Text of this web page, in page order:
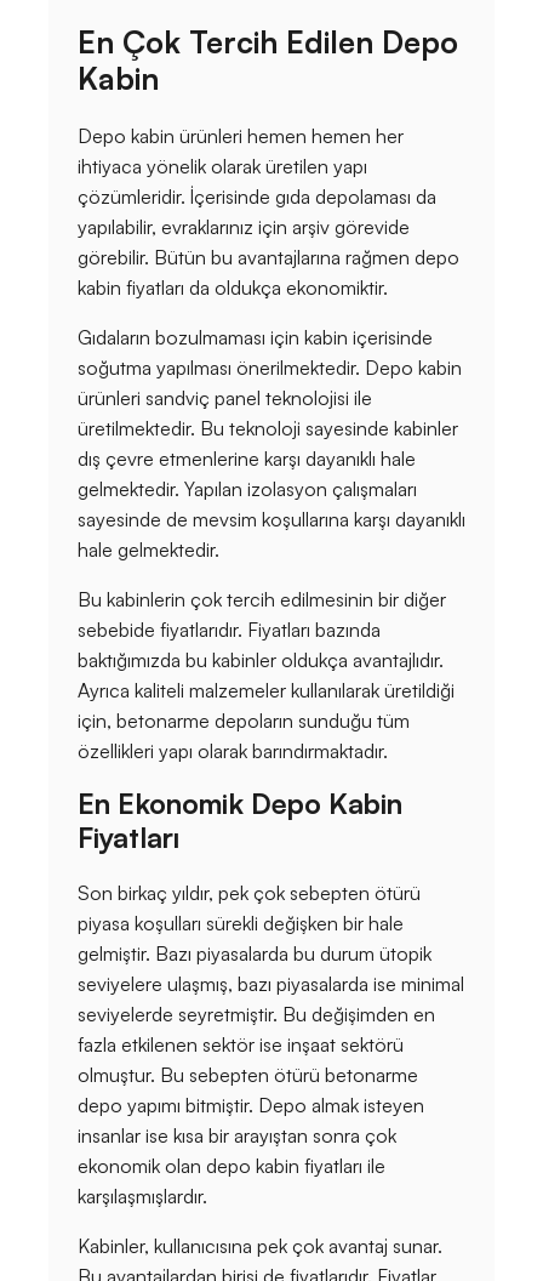
En Çok Tercih Edilen Depo
Kabin
Depo kabin ürünleri hemen hemen her
ihtiyaca yönelik olarak üretilen yapı
çözümleridir. İçerisinde gıda depolaması da
yapılabilir, evraklarınız için arşiv görevide
görebilir. Bütün bu avantajlarına rağmen depo
kabin fiyatları da oldukça ekonomiktir.
Gıdaların bozulmaması için kabin içerisinde
soğutma yapılması önerilmektedir. Depo kabin
ürünleri sandviç panel teknolojisi ile
üretilmektedir. Bu teknoloji sayesinde kabinler
dış çevre etmenlerine karşı dayanıklı hale
gelmektedir. Yapılan izolasyon çalışmaları
sayesinde de mevsim koşullarına karşı dayanıklı
hale gelmektedir.
Bu kabinlerin çok tercih edilmesinin bir diğer
sebebide fiyatlarıdır. Fiyatları bazında
baktığımızda bu kabinler oldukça avantajlıdır.
Ayrıca kaliteli malzemeler kullanılarak üretildiği
için, betonarme depoların sunduğu tüm
özellikleri yapı olarak barındırmaktadır.
En Ekonomik Depo Kabin
Fiyatları
Son birkaç yıldır, pek çok sebepten ötürü
piyasa koşulları sürekli değişken bir hale
gelmiştir. Bazı piyasalarda bu durum ütopik
seviyelere ulaşmış, bazı piyasalarda ise minimal
seviyelerde seyretmiştir. Bu değişimden en
fazla etkilenen sektör ise inşaat sektörü
olmuştur. Bu sebepten ötürü betonarme
depo yapımı bitmiştir. Depo almak isteyen
insanlar ise kısa bir arayıştan sonra çok
ekonomik olan depo kabin fiyatları ile
karşılaşmışlardır.
Kabinler, kullanıcısına pek çok avantaj sunar.